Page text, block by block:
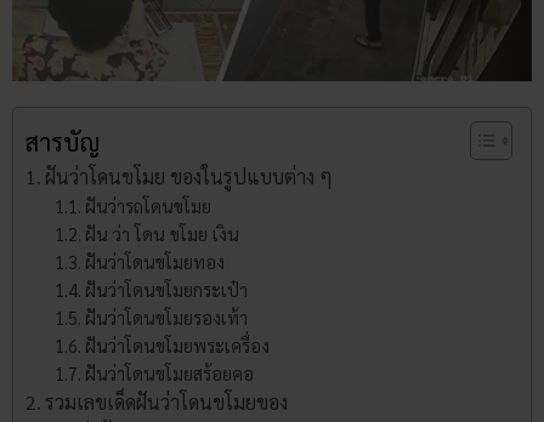
สารบัญ
ฝันว่าโดนขโมย ของในรูปแบบต่าง ๆ
ฝันว่ารถโดนขโมย
ฝัน ว่า โดน ขโมย เงิน
ฝันว่าโดนขโมยทอง
ฝันว่าโดนขโมยกระเป๋า
ฝันว่าโดนขโมยรองเท้า
ฝันว่าโดนขโมยพระเครื่อง
ฝันว่าโดนขโมยสร้อยคอ
รวมเลขเด็ดฝันว่าโดนขโมยของ